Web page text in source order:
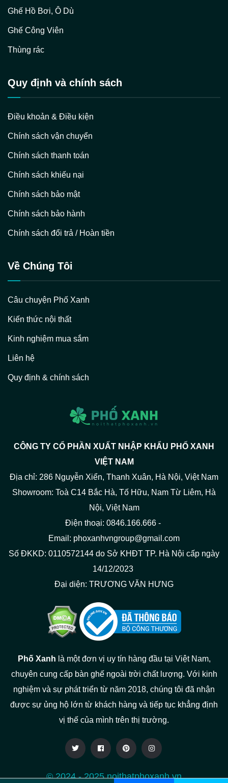
Ghế Hồ Bơi, Ô Dù
Ghế Công Viên
Thùng rác
Quy định và chính sách
Điều khoản & Điều kiện
Chính sách vận chuyển
Chính sách thanh toán
Chính sách khiếu nại
Chính sách bảo mật
Chính sách bảo hành
Chính sách đổi trả / Hoàn tiền
Về Chúng Tôi
Câu chuyện Phố Xanh
Kiến thức nội thất
Kinh nghiệm mua sắm
Liên hệ
Quy định & chính sách
CÔNG TY CỔ PHẦN XUẤT NHẬP KHẨU PHỐ XANH
VIỆT NAM
Địa chỉ: 286 Nguyễn Xiển, Thanh Xuân, Hà Nội, Việt Nam
Showroom: Toà C14 Bắc Hà, Tố Hữu, Nam Từ Liêm, Hà
Nội, Việt Nam
Điện thoại: 0846.166.666 -
Email: phoxanhvngroup@gmail.com
Số ĐKKD: 0110572144 do Sở KHĐT TP. Hà Nội cấp ngày
14/12/2023
Đại diện: TRƯƠNG VĂN HƯNG
Phố Xanh là một đơn vị uy tín hàng đầu tại Việt Nam,
chuyên cung cấp bàn ghế ngoài trời chất lượng. Với kinh
nghiệm và sự phát triển từ năm 2018, chúng tôi đã nhận
được sự ủng hộ lớn từ khách hàng và tiếp tục khẳng định
vị thế của mình trên thị trường.
© 2024 - 2025 noithatphoxanh.vn